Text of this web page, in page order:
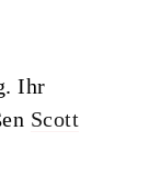
Ihr
Scott